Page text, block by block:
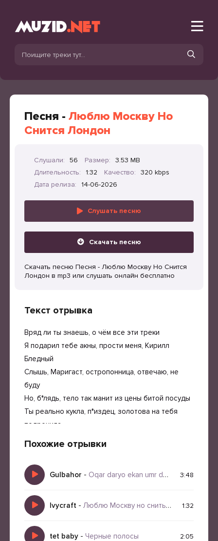
Песня - Люблю Москву Но
Снится Лондон
Слушали: 56 Размер:
3.53 MB
Длительность:
1:32 Качество:
320 kbps
Дата релиза:
14-06-2026
Слушать песню
Скачать песню
Скачать песню Песня - Люблю Москву Но Снится
Лондон в mp3 или слушать онлайн бесплатно
Текст отрывка
Вряд ли ты знаешь, о чём все эти треки
Я подарил тебе акны, прости меня, Кирилл
Бледный
Слышь, Маригаст, остропонница, отвечаю, не
буду
Но, б*лядь, тело так манит из цены битой посуды
Ты реально кукла, п*издец, золотова на тебя
подрочила
Похожие отрывки
Gulbahor - Oqar daryo ekan umr degani 3:48
Ivycraft - Люблю Москву но сниться Лондон 1:32
tet baby - Черные полосы 2:05